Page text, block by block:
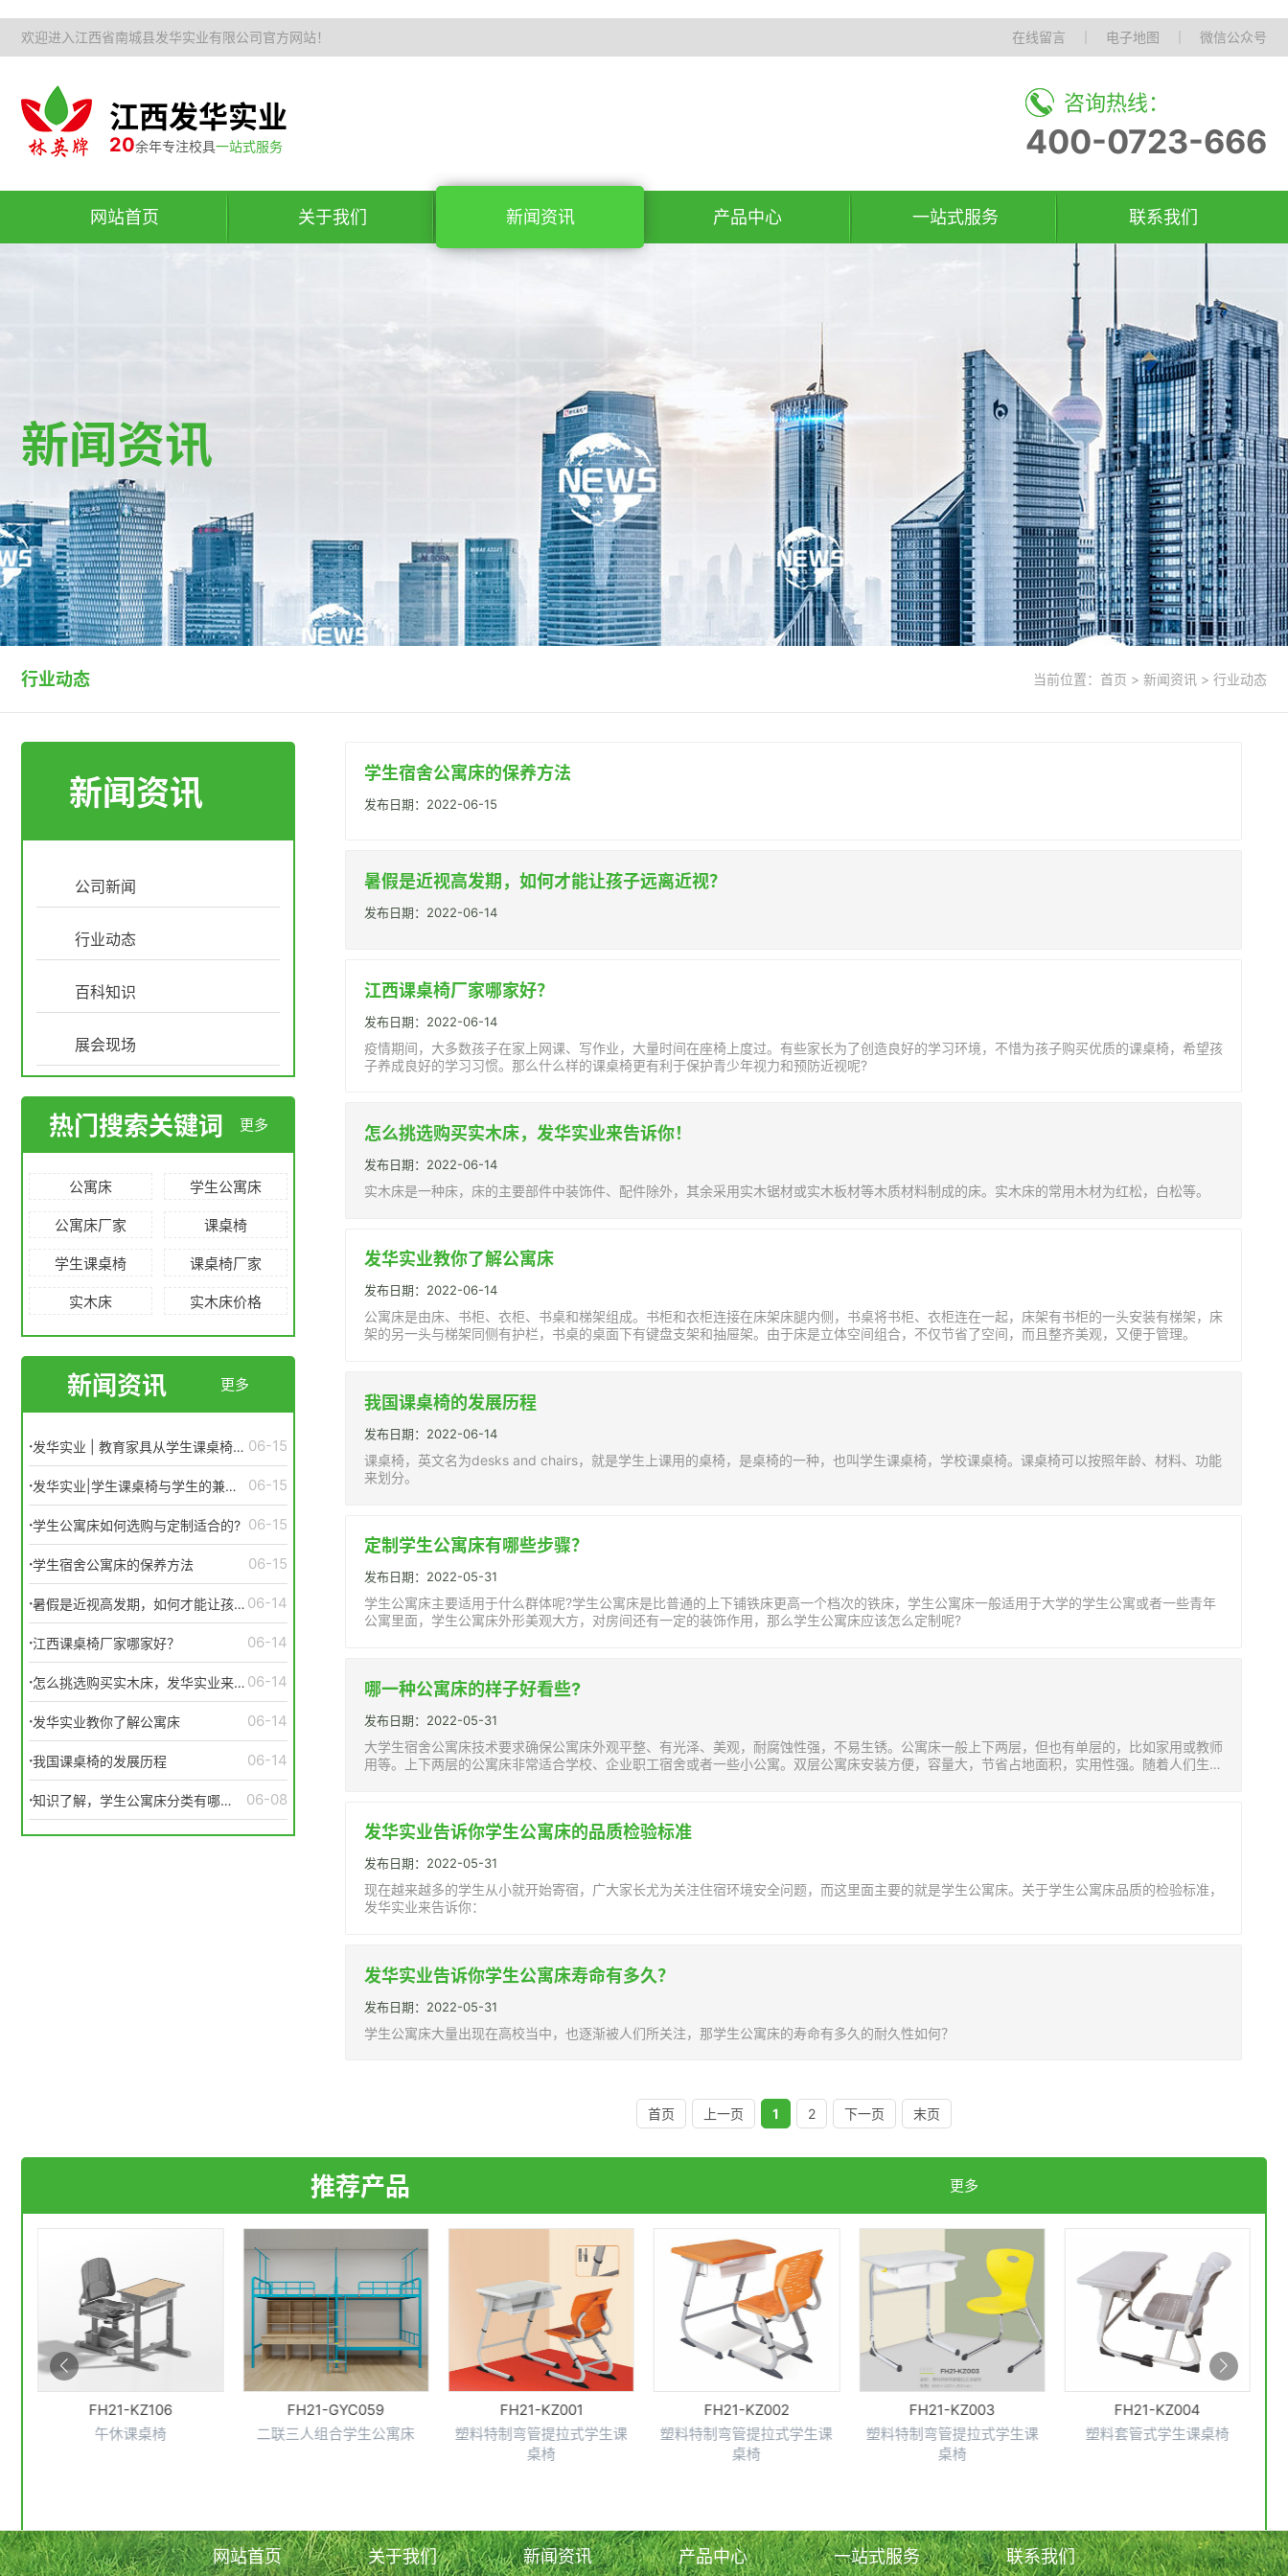
欢迎进入江西省南城县发华实业有限公司官方网站！ 在线留言 电子地图 微信公众号
江西发华实业
20余年专注校具一站式服务
咨询热线：
400-0723-666
网站首页 关于我们 新闻资讯 产品中心 一站式服务 联系我们
新闻资讯
行业动态 当前位置： 首页 > 新闻资讯 > 行业动态
新闻资讯
公司新闻
行业动态
百科知识
展会现场
热门搜索关键词 更多
公寓床 学生公寓床
公寓床厂家 课桌椅
学生课桌椅 课桌椅厂家
实木床 实木床价格
新闻资讯 更多
·发华实业 | 教育家具从学生课桌椅的
变化看教学设备的发展历程
06-15
·发华实业|学生课桌椅与学生的兼容
性不可低估
06-15
·学生公寓床如何选购与定制适合的? 06-15
·学生宿舍公寓床的保养方法 06-15
·暑假是近视高发期，如何才能让孩子
远离近视？
06-14
·江西课桌椅厂家哪家好？ 06-14
·怎么挑选购买实木床，发华实业来告
诉你！
06-14
·发华实业教你了解公寓床 06-14
·我国课桌椅的发展历程 06-14
·知识了解，学生公寓床分类有哪
些？
06-08
学生宿舍公寓床的保养方法
发布日期：2022-06-15
暑假是近视高发期，如何才能让孩子远离近视？
发布日期：2022-06-14
江西课桌椅厂家哪家好？
发布日期：2022-06-14
疫情期间，大多数孩子在家上网课、写作业，大量时间在座椅上度过。有些家长为了创造良好的学习环境，不惜为孩子购买优质的课桌椅，希望孩
子养成良好的学习习惯。那么什么样的课桌椅更有利于保护青少年视力和预防近视呢?
怎么挑选购买实木床，发华实业来告诉你！
发布日期：2022-06-14
实木床是一种床，床的主要部件中装饰件、配件除外，其余采用实木锯材或实木板材等木质材料制成的床。实木床的常用木材为红松，白松等。
发华实业教你了解公寓床
发布日期：2022-06-14
公寓床是由床、书柜、衣柜、书桌和梯架组成。书柜和衣柜连接在床架床腿内侧，书桌将书柜、衣柜连在一起，床架有书柜的一头安装有梯架，床
架的另一头与梯架同侧有护栏，书桌的桌面下有键盘支架和抽屉架。由于床是立体空间组合，不仅节省了空间，而且整齐美观，又便于管理。
我国课桌椅的发展历程
发布日期：2022-06-14
课桌椅，英文名为desks and chairs，就是学生上课用的桌椅，是桌椅的一种，也叫学生课桌椅，学校课桌椅。课桌椅可以按照年龄、材料、功能
来划分。
定制学生公寓床有哪些步骤？
发布日期：2022-05-31
学生公寓床主要适用于什么群体呢?学生公寓床是比普通的上下铺铁床更高一个档次的铁床，学生公寓床一般适用于大学的学生公寓或者一些青年
公寓里面，学生公寓床外形美观大方，对房间还有一定的装饰作用，那么学生公寓床应该怎么定制呢?
哪一种公寓床的样子好看些?
发布日期：2022-05-31
大学生宿舍公寓床技术要求确保公寓床外观平整、有光泽、美观，耐腐蚀性强，不易生锈。公寓床一般上下两层，但也有单层的，比如家用或教师
用等。上下两层的公寓床非常适合学校、企业职工宿舍或者一些小公寓。双层公寓床安装方便，容量大，节省占地面积，实用性强。随着人们生活
发华实业告诉你学生公寓床的品质检验标准
发布日期：2022-05-31
现在越来越多的学生从小就开始寄宿，广大家长尤为关注住宿环境安全问题，而这里面主要的就是学生公寓床。关于学生公寓床品质的检验标准，
发华实业来告诉你：
发华实业告诉你学生公寓床寿命有多久？
发布日期：2022-05-31
学生公寓床大量出现在高校当中，也逐渐被人们所关注，那学生公寓床的寿命有多久的耐久性如何？
首页 上一页 1 2 下一页 末页
推荐产品 更多
FH21-KZ106
午休课桌椅
FH21-GYC059
二联三人组合学生公寓床
FH21-KZ001
塑料特制弯管提拉式学生课
桌椅
FH21-KZ002
塑料特制弯管提拉式学生课
桌椅
FH21-KZ003
塑料特制弯管提拉式学生课
桌椅
FH21-KZ004
塑料套管式学生课桌椅
网站首页 关于我们 新闻资讯 产品中心 一站式服务 联系我们